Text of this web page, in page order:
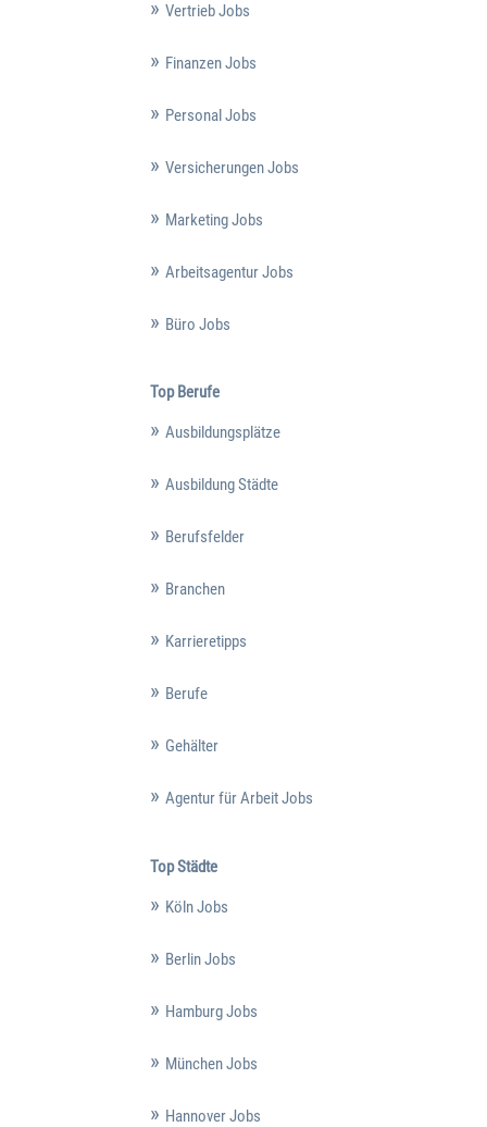
Vertrieb Jobs
Finanzen Jobs
Personal Jobs
Versicherungen Jobs
Marketing Jobs
Arbeitsagentur Jobs
Büro Jobs
Top Berufe
Ausbildungsplätze
Ausbildung Städte
Berufsfelder
Branchen
Karrieretipps
Berufe
Gehälter
Agentur für Arbeit Jobs
Top Städte
Köln Jobs
Berlin Jobs
Hamburg Jobs
München Jobs
Hannover Jobs